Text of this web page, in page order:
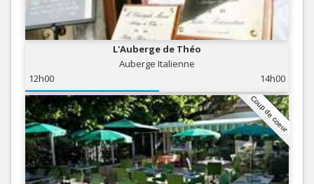
L'Auberge de Théo
Auberge Italienne
12h00
14h00
Coup de coeur